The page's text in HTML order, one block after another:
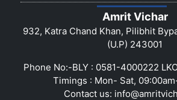
Amrit Vichar
932, Katra Chand Khan, Pilibhit
(U.P) 243001
Phone No:-BLY : 0581-4000222
Timings : Mon- Sat,
Contact us: